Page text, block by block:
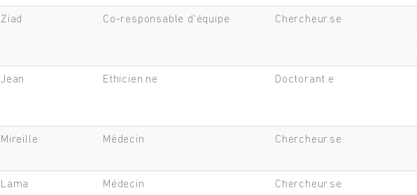
Ziad Co-responsable d'équipe
Chercheur.se
Jean Ethicien.ne
Doctorant.e
Mireille Médecin
Chercheur.se
Lama Médecin
Chercheur.se